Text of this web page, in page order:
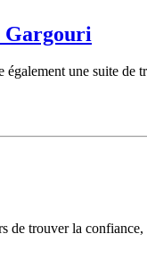
Gargouri
une suite de
trouver la